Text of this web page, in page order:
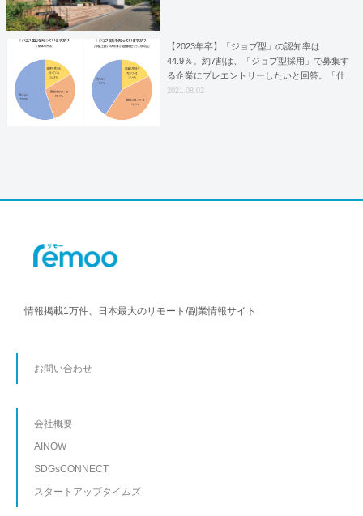
【2023年卒】「ジョブ型」の認知率は
44.9％。約7割は、「ジョブ型採用」で募集す
る企業にプレエントリーしたいと回答。「仕
事内容が明確なら、適性にあった仕事を選ぶ
2021.08.02
情報掲載1万件、日本最大のリモート/副業情報サイト
お問い合わせ
会社概要
AINOW
SDGsCONNECT
スタートアップタイムズ